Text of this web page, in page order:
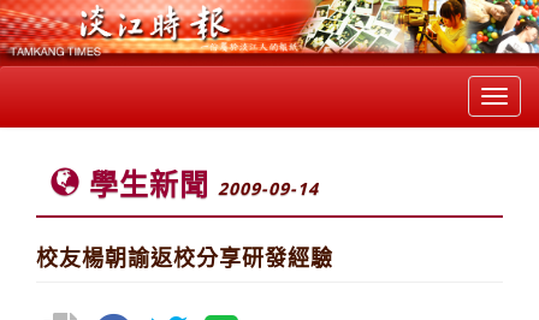
學生新聞 2009-09-14
校友楊朝諭返校分享研發經驗